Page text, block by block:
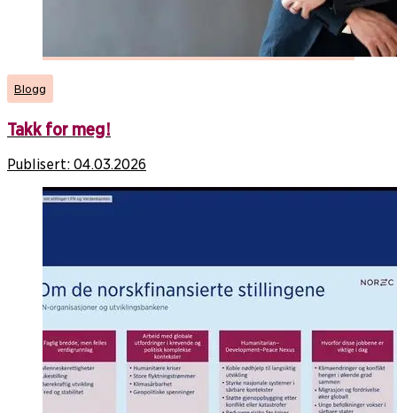
Blogg
Takk for meg!
Publisert: 04.03.2026